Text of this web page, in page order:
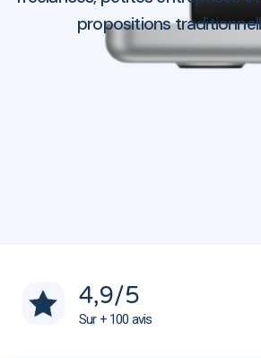
propositions
4,9/5
Sur + 100 avis